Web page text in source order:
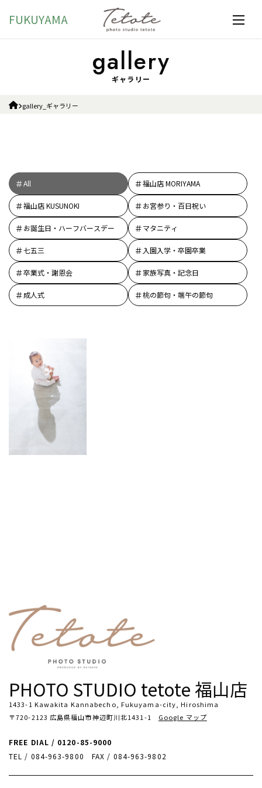
FUKUYAMA
ギャラリー
gallery_ギャラリー
All 福山店 MORIYAMA
福山店 KUSUNOKI お宮参り・百日祝い
お誕生日・ハーフバースデー マタニティ
七五三 入園入学・卒園卒業
卒業式・謝恩会 家族写真・記念日
成人式 桃の節句・端午の節句
PHOTO STUDIO tetote 福山店
1433-1 Kawakita Kannabecho, Fukuyama-city, Hiroshima
〒720-2123 広島県福山市神辺町川北1431-1 Google マップ
FREE DIAL / 0120-85-9000
TEL / 084-963-9800
FAX / 084-963-9802